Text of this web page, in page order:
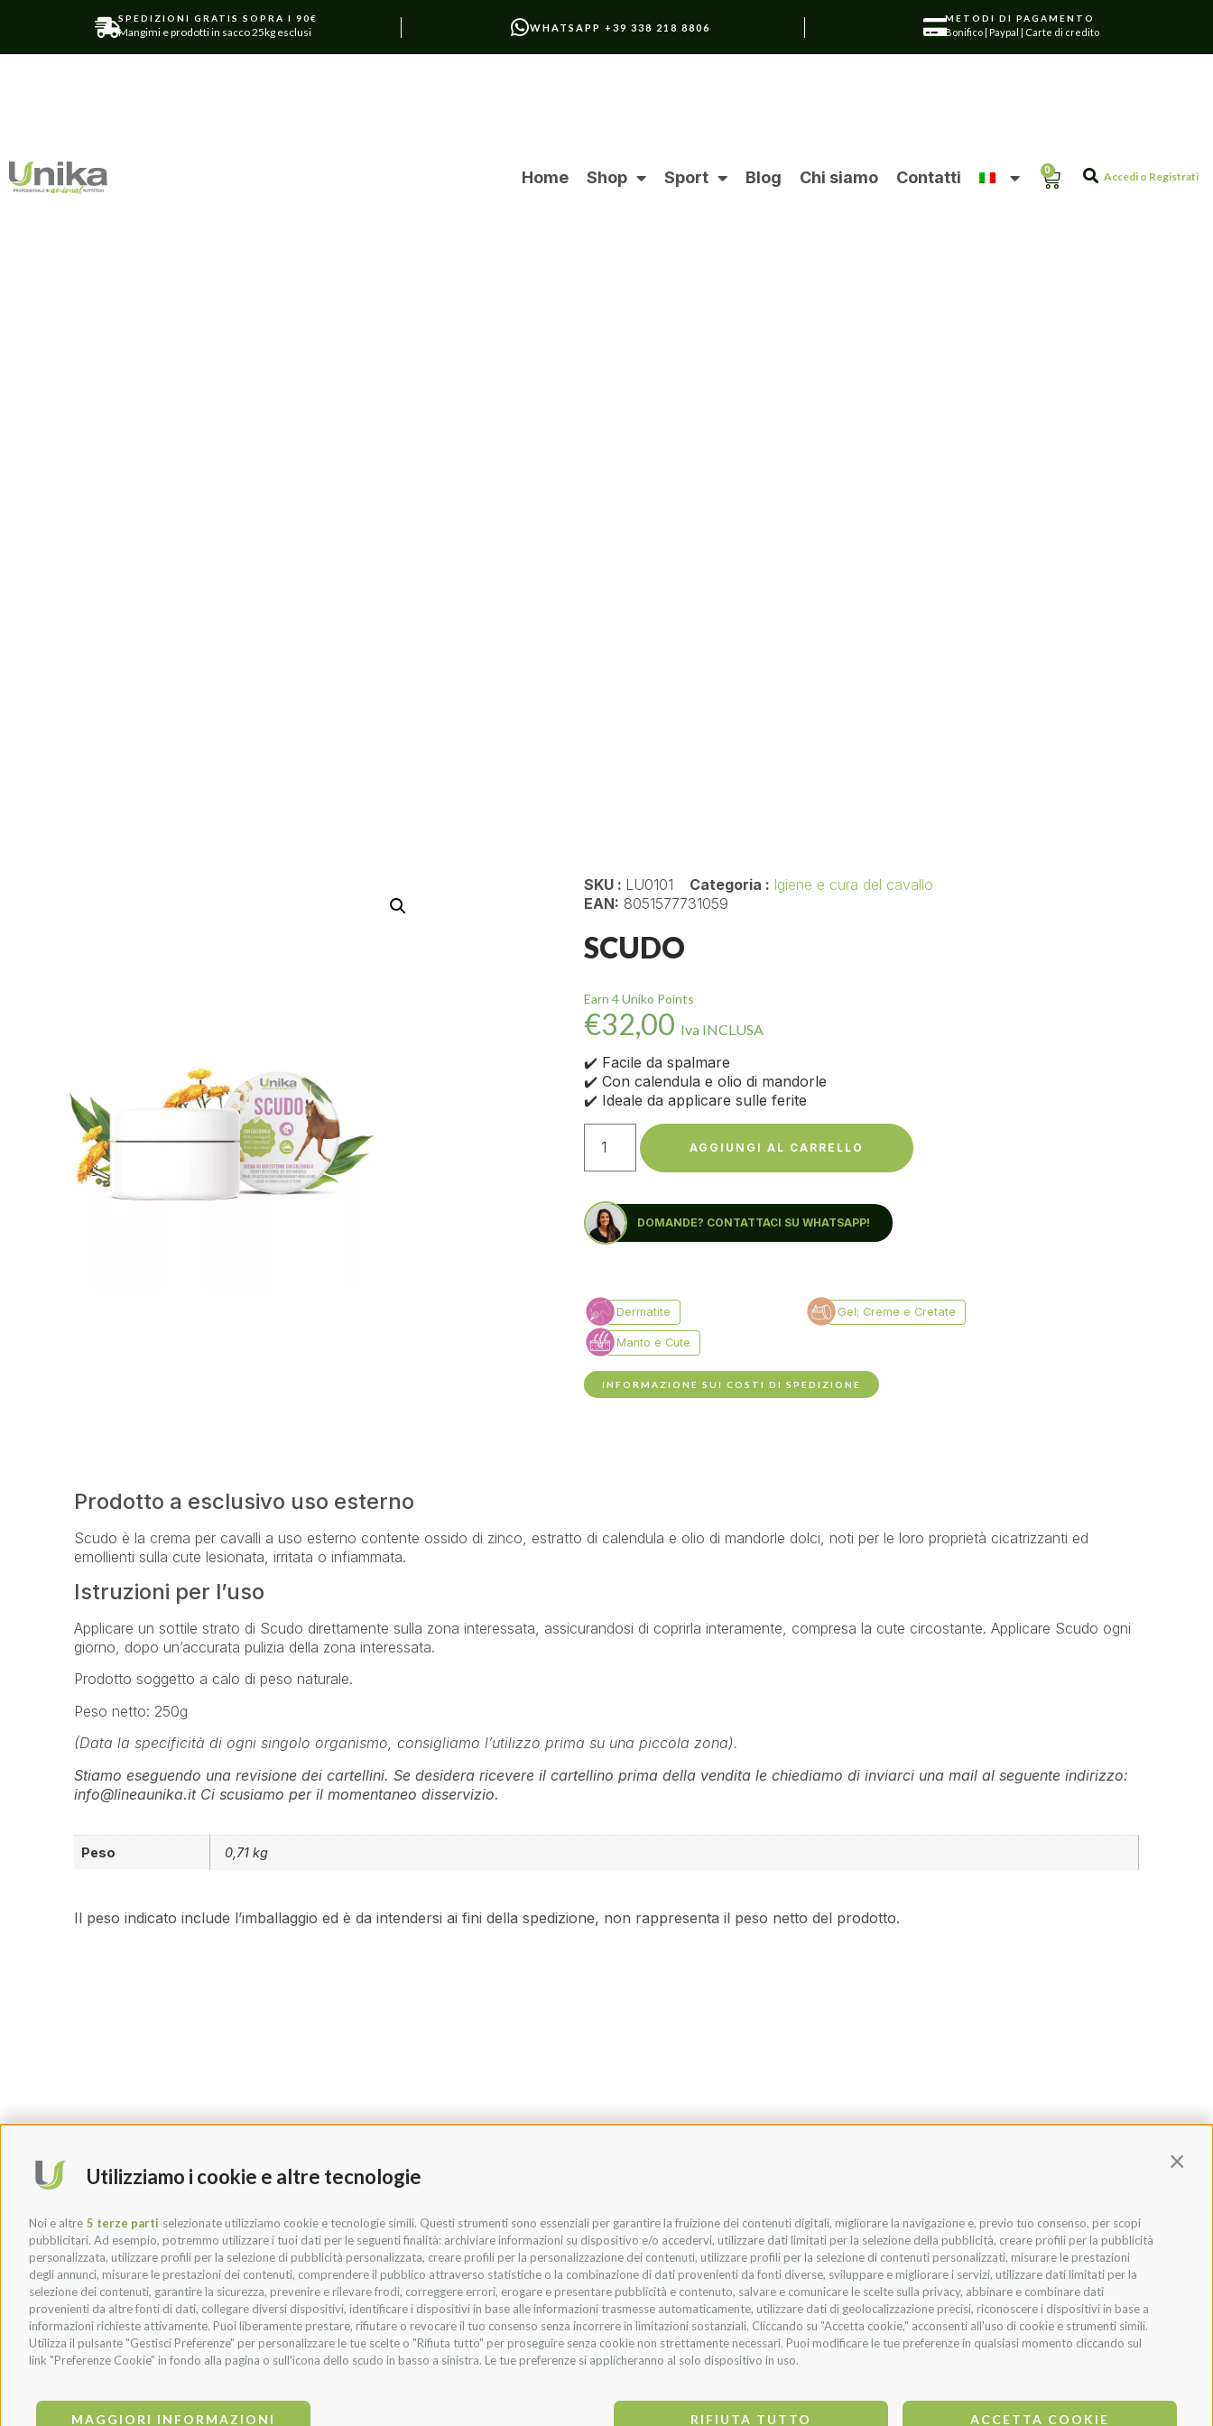
Utilizziamo i cookie e altre tecnologie
Noi e altre 5 terze parti selezionate utilizziamo cookie e tecnologie simili. Questi strumenti sono essenziali per garantire la fruizione dei contenuti digitali, migliorare la navigazione e, previo tuo consenso, per scopi
pubblicitari. Ad esempio, potremmo utilizzare i tuoi dati per le seguenti finalità: archiviare informazioni su dispositivo e/o accedervi, utilizzare dati limitati per la selezione della pubblicità, creare profili per la pubblicità
personalizzata, utilizzare profili per la selezione di pubblicità personalizzata, creare profili per la personalizzazione dei contenuti, utilizzare profili per la selezione di contenuti personalizzati, misurare le prestazioni
degli annunci, misurare le prestazioni dei contenuti, comprendere il pubblico attraverso statistiche o la combinazione di dati provenienti da fonti diverse, sviluppare e migliorare i servizi, utilizzare dati limitati per la
selezione dei contenuti, garantire la sicurezza, prevenire e rilevare frodi, correggere errori, erogare e presentare pubblicità e contenuto, salvare e comunicare le scelte sulla privacy, abbinare e combinare dati
provenienti da altre fonti di dati, collegare diversi dispositivi, identificare i dispositivi in base alle informazioni trasmesse automaticamente, utilizzare dati di geolocalizzazione precisi, riconoscere i dispositivi in base a
informazioni richieste attivamente. Puoi liberamente prestare, rifiutare o revocare il tuo consenso senza incorrere in limitazioni sostanziali. Cliccando su "Accetta cookie," acconsenti all'uso di cookie e strumenti simili.
Utilizza il pulsante "Gestisci Preferenze" per personalizzare le tue scelte o "Rifiuta tutto" per proseguire senza cookie non strettamente necessari. Puoi modificare le tue preferenze in qualsiasi momento cliccando sul
link "Preferenze Cookie" in fondo alla pagina o sull'icona dello scudo in basso a sinistra. Le tue preferenze si applicheranno al solo dispositivo in uso.
ACCETTA COOKIE
RIFIUTA TUTTO
MAGGIORI INFORMAZIONI
SPEDIZIONI GRATIS SOPRA I 90€
Mangimi e prodotti in sacco 25kg esclusi WHATSAPP +39 338 218 8806
METODI DI PAGAMENTO
Bonifico | Paypal | Carte di credito
Home Shop Sport Blog Chi siamo Contatti 0 Accedi o Registrati
SKU : LU0101 Categoria : Igiene e cura del cavallo
EAN: 8051577731059
SCUDO
Earn 4 Uniko Points
€32,00 Iva INCLUSA
✔️ Facile da spalmare
✔️ Con calendula e olio di mandorle
✔️ Ideale da applicare sulle ferite
AGGIUNGI AL CARRELLO
DOMANDE? CONTATTACI SU WHATSAPP!
INFORMAZIONE SUI COSTI DI SPEDIZIONE
Prodotto a esclusivo uso esterno
Scudo è la crema per cavalli a uso esterno contente ossido di zinco, estratto di calendula e olio di mandorle dolci, noti per le loro proprietà cicatrizzanti ed
emollienti sulla cute lesionata, irritata o infiammata.
Istruzioni per l’uso
Applicare un sottile strato di Scudo direttamente sulla zona interessata, assicurandosi di coprirla interamente, compresa la cute circostante. Applicare Scudo ogni
giorno, dopo un’accurata pulizia della zona interessata.
Prodotto soggetto a calo di peso naturale.
Peso netto: 250g
(Data la specificità di ogni singolo organismo, consigliamo l’utilizzo prima su una piccola zona).
Stiamo eseguendo una revisione dei cartellini. Se desidera ricevere il cartellino prima della vendita le chiediamo di inviarci una mail al seguente indirizzo:
info@lineaunika.it Ci scusiamo per il momentaneo disservizio.
Peso 0,71 kg
Il peso indicato include l’imballaggio ed è da intendersi ai fini della spedizione, non rappresenta il peso netto del prodotto.